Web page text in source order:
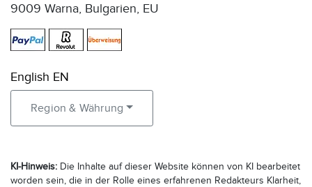
9009 Warna, Bulgarien, EU
English EN
Region & Währung
KI-Hinweis: Die Inhalte auf dieser Website können von KI bearbeitet
worden sein, die in der Rolle eines erfahrenen Redakteurs Klarheit,